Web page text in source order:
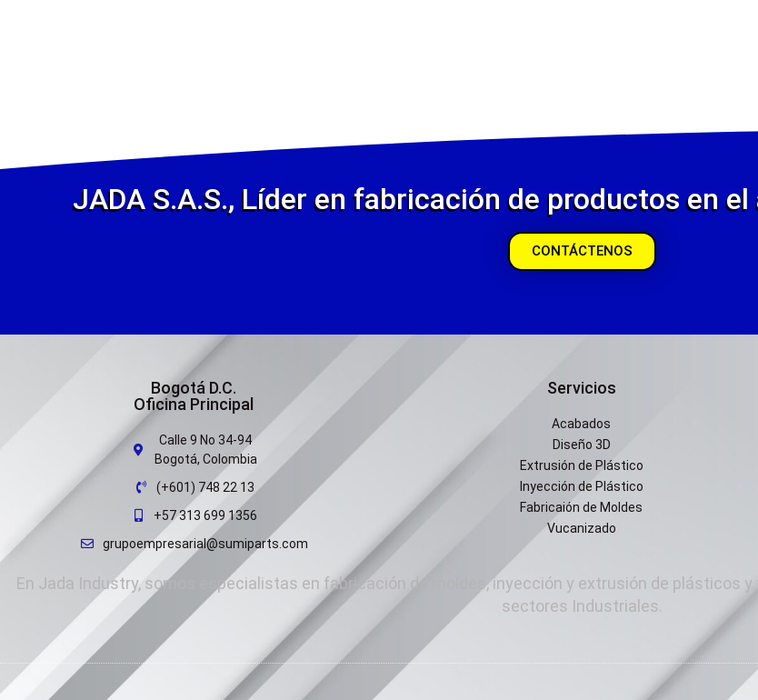
JADA S.A.S., Líder en fabricación de productos en
CONTÁCTENOS
Bogotá D.C.
Oficina Principal
Calle 9 No 34-94
Bogotá, Colombia
(+601) 748 22 13
+57 313 699 1356
grupoempresarial@sumiparts.com
Servicios
Acabados
Diseño 3D
Extrusión de Plástico
Inyección de Plástico
Fabricaión de Moldes
Vucanizado
En Jada Industry, somos especialistas en fabricación de moldes, inyección y extrusión de plásticos
sectores Industriales.